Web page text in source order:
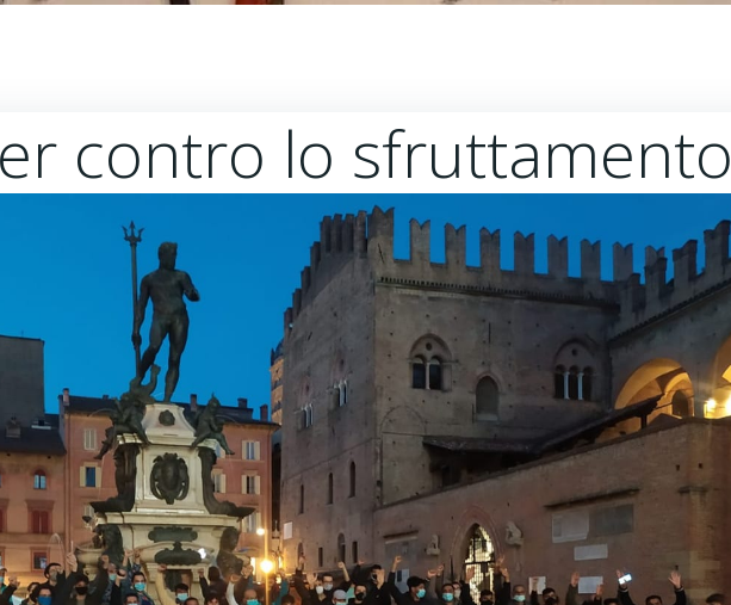
contro lo sfruttamento